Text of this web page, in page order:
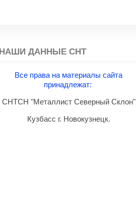
НАШИ ДАННЫЕ СНТ
Все права на материалы сайта
принадлежат:
СНТСН "Металлист Северный Склон"
Кузбасс г. Новокузнецк.